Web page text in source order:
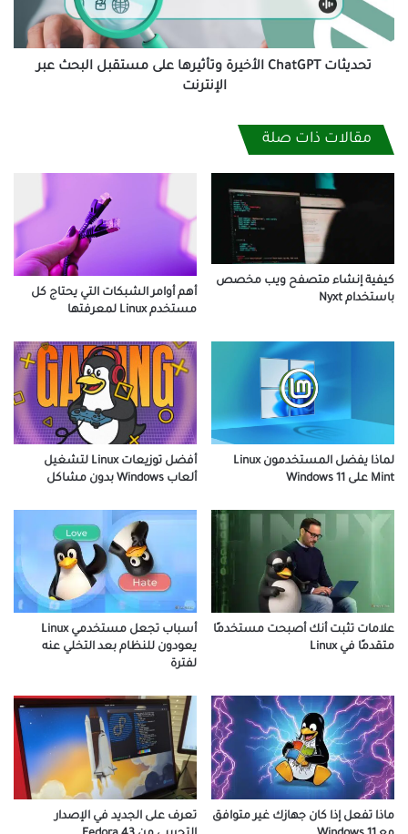
البحث
الإنترنت
تحديثات ChatGPT الأخيرة وتأثيرها على مستقبل البحث عبر
الإنترنت
مقالات ذات صلة
كيفية إنشاء متصفح ويب مخصص
باستخدام Nyxt
أهم أوامر الشبكات التي يحتاج كل
مستخدم Linux لمعرفتها
لماذا يفضل المستخدمون Linux
Mint على Windows 11
أفضل توزيعات Linux لتشغيل
ألعاب Windows بدون مشاكل
علامات تثبت أنك أصبحت مستخدمًا
متقدمًا في Linux
أسباب تجعل مستخدمي Linux
يعودون للنظام بعد التخلي عنه
لفترة
ماذا تفعل إذا كان جهازك غير متوافق
تعرف على الجديد في الإصدار